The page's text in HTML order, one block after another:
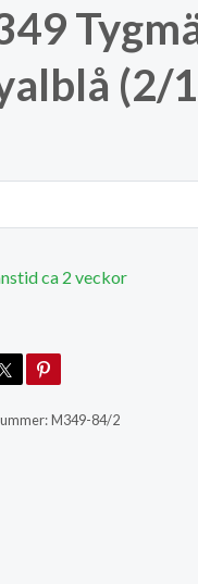
(2/
ca 2 veckor
M349-84/2